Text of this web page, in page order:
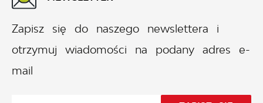
Zapisz się do naszego newslettera i
otrzymuj wiadomości na podany adres e-
mail